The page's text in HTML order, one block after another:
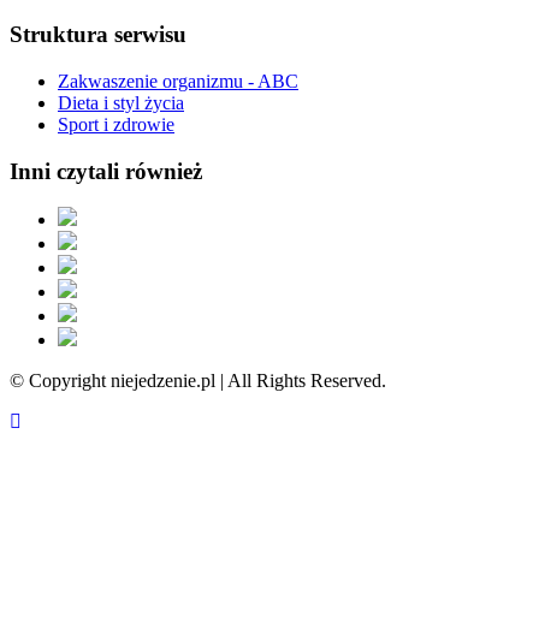
Struktura serwisu
Zakwaszenie organizmu - ABC
Dieta i styl życia
Sport i zdrowie
Inni czytali również
© Copyright niejedzenie.pl | All Rights Reserved.